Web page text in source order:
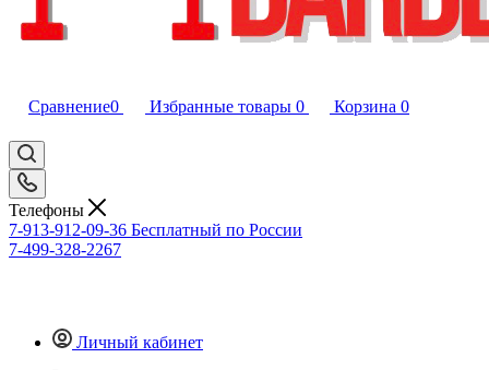
Сравнение0 Избранные товары 0 Корзина 0
Телефоны
7-913-912-09-36 Бесплатный по России
7-499-328-2267
Личный кабинет